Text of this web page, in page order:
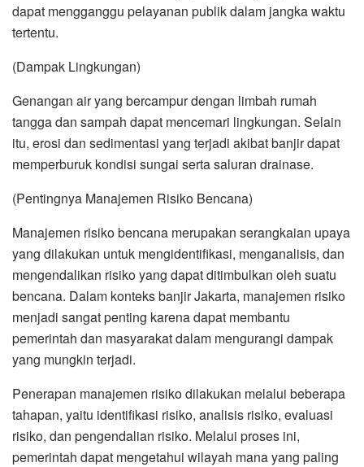
dapat mengganggu pelayanan publik dalam jangka waktu
tertentu.
(Dampak Lingkungan)
Genangan air yang bercampur dengan limbah rumah
tangga dan sampah dapat mencemari lingkungan. Selain
itu, erosi dan sedimentasi yang terjadi akibat banjir dapat
memperburuk kondisi sungai serta saluran drainase.
(Pentingnya Manajemen Risiko Bencana)
Manajemen risiko bencana merupakan serangkaian upaya
yang dilakukan untuk mengidentifikasi, menganalisis, dan
mengendalikan risiko yang dapat ditimbulkan oleh suatu
bencana. Dalam konteks banjir Jakarta, manajemen risiko
menjadi sangat penting karena dapat membantu
pemerintah dan masyarakat dalam mengurangi dampak
yang mungkin terjadi.
Penerapan manajemen risiko dilakukan melalui beberapa
tahapan, yaitu identifikasi risiko, analisis risiko, evaluasi
risiko, dan pengendalian risiko. Melalui proses ini,
pemerintah dapat mengetahui wilayah mana yang paling